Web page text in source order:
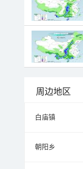
周边地区
白庙镇
朝阳乡